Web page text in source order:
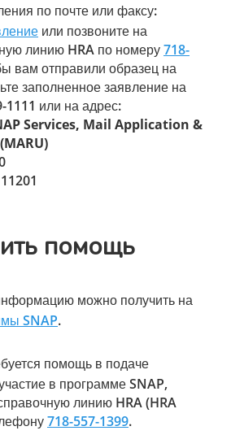
по почте или факсу:
или позвоните на
линию HRA по номеру718-
вам отправили образец на
заполненное заявление на
1111 или на адрес:
Services, Mail Application &
помощь
можно получить на
SNAP.
помощь в подаче
в программе SNAP,
линию HRA (HRA
718-557-1399.